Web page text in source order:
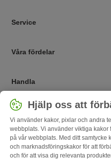
Service
Våra fördelar
Handla
Välj land
Sverige / SE
Follow zooplus
Hjälp oss att
Vi använder kakor, pixlar och andra
webbplats. Vi använder viktiga
på vår webbplats. Med ditt samtycke
och marknadsföringskakor för att
och för att visa dig relevanta